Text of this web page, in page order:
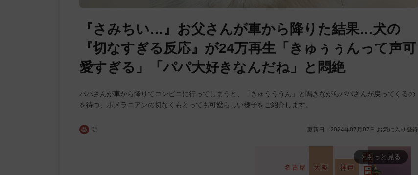
『さみちい…』お父さんが車から降りた結果…犬の
『切なすぎる反応』が24万再生「きゅぅぅんって声可
愛すぎる」「パパ大好きなんだね」と悶絶
パパさんが車から降りてコンビニに行ってしまうと、「きゅうううん」と鳴きながらパパさんが戻ってくるの
を待つ、ポメラニアンの切なくもとっても可愛らしい様子をご紹介します。
明 更新日： 2024年07月07日 お気に入り登録
arrow_forward_ios もっと見る